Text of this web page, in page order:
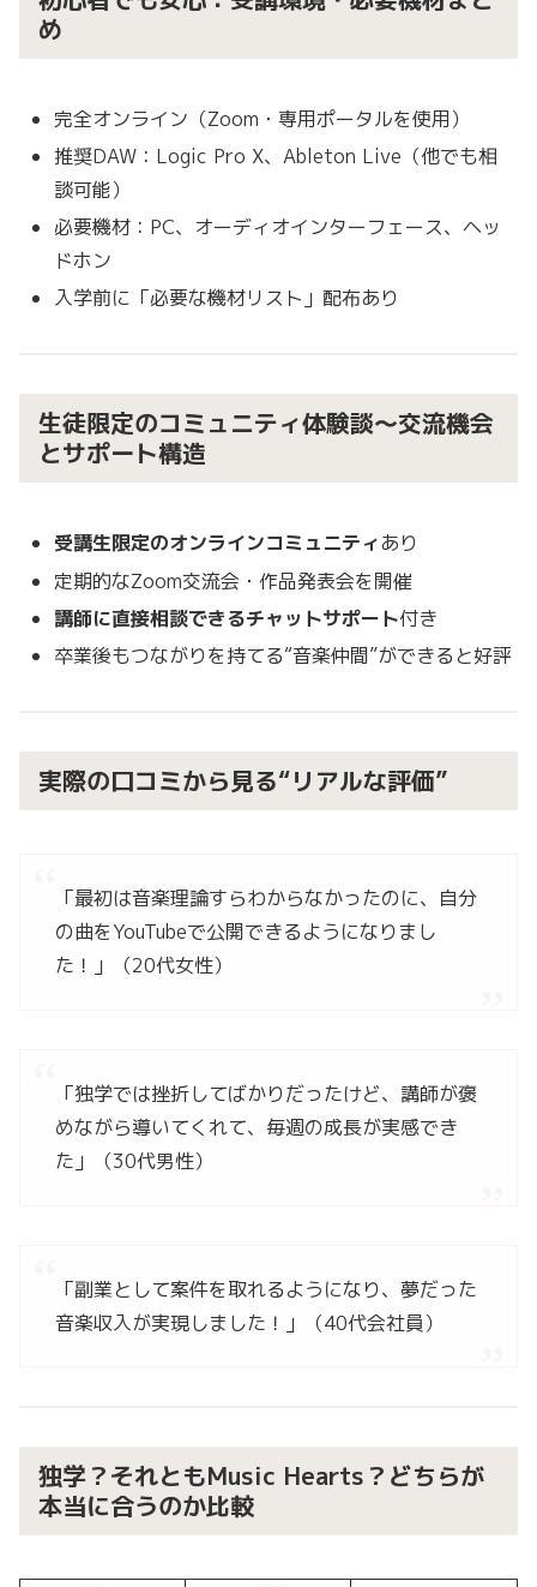
め
完全オンライン（Zoom・専用ポータルを使用）
推奨DAW：Logic Pro X、Ableton Live（他でも相
談可能）
必要機材：PC、オーディオインターフェース、ヘッ
ドホン
入学前に「必要な機材リスト」配布あり
生徒限定のコミュニティ体験談～交流機会
とサポート構造
受講生限定のオンラインコミュニティあり
定期的なZoom交流会・作品発表会を開催
講師に直接相談できるチャットサポート付き
卒業後もつながりを持てる“音楽仲間”ができると好評
実際の口コミから見る“リアルな評価”
「最初は音楽理論すらわからなかったのに、自分
の曲をYouTubeで公開できるようになりまし
た！」（20代女性）
「独学では挫折してばかりだったけど、講師が褒
めながら導いてくれて、毎週の成長が実感でき
た」（30代男性）
「副業として案件を取れるようになり、夢だった
音楽収入が実現しました！」（40代会社員）
独学？それともMusic Hearts？どちらが
本当に合うのか比較